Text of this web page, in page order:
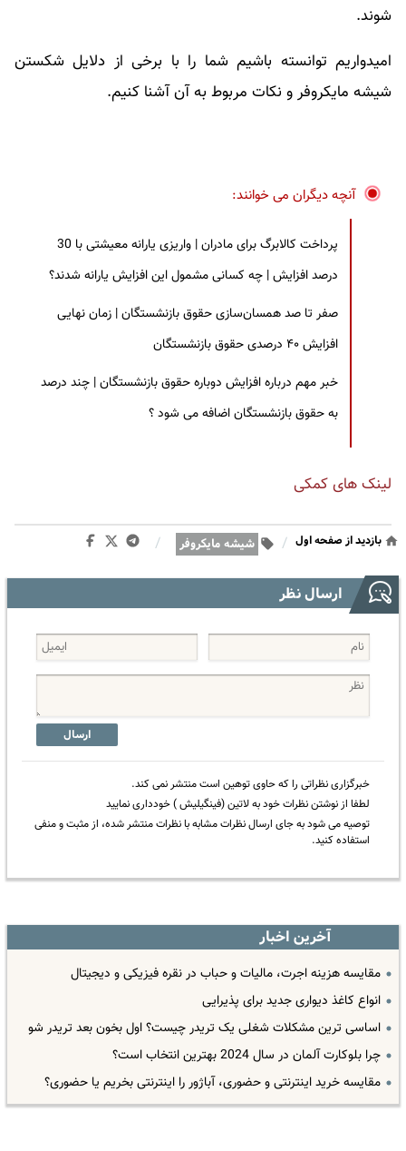
شوند.
امیدواریم توانسته باشیم شما را با برخی از دلایل شکستن
شیشه مایکروفر و نکات مربوط به آن آشنا کنیم.
آنچه دیگران می خوانند:
پرداخت کالابرگ برای مادران | واریزی یارانه معیشتی با 30
درصد افزایش | چه کسانی مشمول این افزایش یارانه شدند؟
صفر تا صد همسان‌سازی حقوق بازنشستگان | زمان نهایی
افزایش ۴۰ درصدی حقوق بازنشستگان
خبر مهم درباره افزایش دوباره حقوق بازنشستگان | چند درصد
به حقوق بازنشستگان اضافه می شود ؟
لینک های کمکی
بازدید از صفحه اول / شیشه مایکروفر /
ارسال نظر
ارسال
خبرگزاری نظراتی را که حاوی توهین است منتشر نمی کند.
لطفا از نوشتن نظرات خود به لاتین (فینگیلیش ) خودداری نمایید
توصیه می شود به جای ارسال نظرات مشابه با نظرات منتشر شده، از مثبت و منفی
استفاده کنید.
آخرین اخبار
مقایسه هزینه اجرت، مالیات و حباب در نقره فیزیکی و دیجیتال
انواع کاغذ دیواری جدید برای پذیرایی
اساسی ترین مشکلات شغلی یک تریدر چیست؟ اول بخون بعد تریدر شو
چرا بلوکارت آلمان در سال 2024 بهترین انتخاب است؟
مقایسه خرید اینترنتی و حضوری، آباژور را اینترنتی بخریم یا حضوری؟